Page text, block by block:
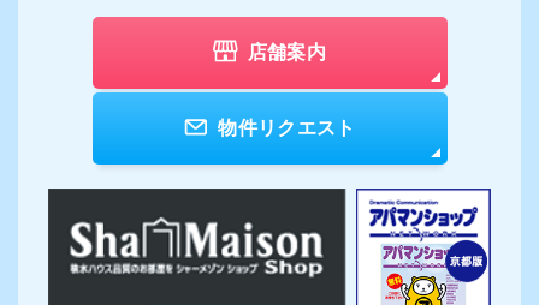
店舗案内
物件リクエスト